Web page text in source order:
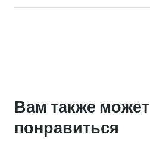
по
Вам также может
понравиться